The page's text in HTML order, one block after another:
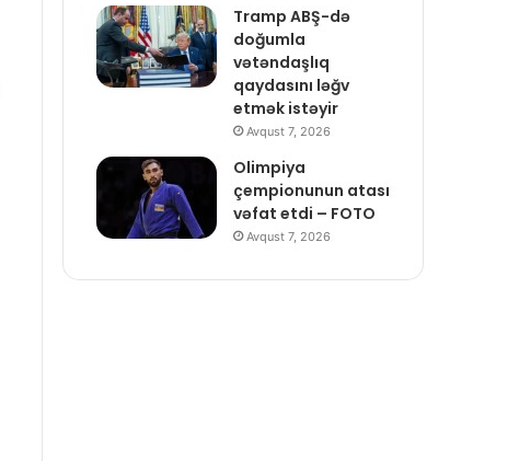
Tramp ABŞ-də
doğumla
vətəndaşlıq
qaydasını ləğv
etmək istəyir
Avqust 7, 2026
Olimpiya
çempionunun atası
vəfat etdi – FOTO
Avqust 7, 2026